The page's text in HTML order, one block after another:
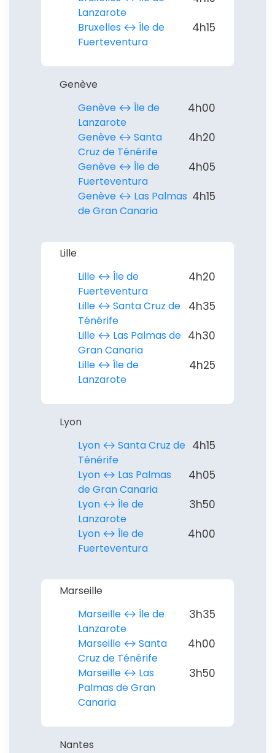
Lanzarote
Bruxelles ↔︎ Île de
Fuerteventura
4h15
Genève
Genève ↔︎ Île de
Lanzarote
4h00
Genève ↔︎ Santa
Cruz de Ténérife
4h20
Genève ↔︎ Île de
Fuerteventura
4h05
Genève ↔︎ Las Palmas
de Gran Canaria
4h15
Lille
Lille ↔︎ Île de
Fuerteventura
4h20
Lille ↔︎ Santa Cruz de
Ténérife
4h35
Lille ↔︎ Las Palmas de
Gran Canaria
4h30
Lille ↔︎ Île de
Lanzarote
4h25
Lyon
Lyon ↔︎ Santa Cruz de
Ténérife
4h15
Lyon ↔︎ Las Palmas
de Gran Canaria
4h05
Lyon ↔︎ Île de
Lanzarote
3h50
Lyon ↔︎ Île de
Fuerteventura
4h00
Marseille
Marseille ↔︎ Île de
Lanzarote
3h35
Marseille ↔︎ Santa
Cruz de Ténérife
4h00
Marseille ↔︎ Las
Palmas de Gran
Canaria
3h50
Nantes
Continuer avec Apple
ou connectez-vous par mail
confidentialité.